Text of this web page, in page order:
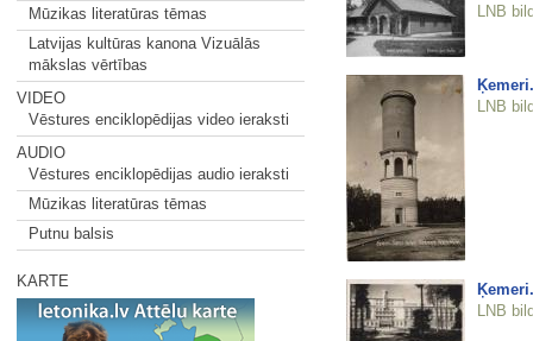
Mūzikas literatūras tēmas
Latvijas kultūras kanona Vizuālās
mākslas vērtības
VIDEO
Vēstures enciklopēdijas video ieraksti
AUDIO
Vēstures enciklopēdijas audio ieraksti
Mūzikas literatūras tēmas
Putnu balsis
KARTE
LNB
LNB
LNB